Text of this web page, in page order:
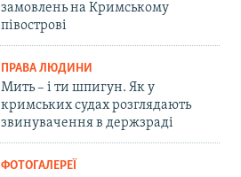
замовлень на Кримському
півострові
ПРАВА ЛЮДИНИ
Мить – і ти шпигун. Як у
кримських судах розглядають
звинувачення в держзраді
ФОТОГАЛЕРЕЇ